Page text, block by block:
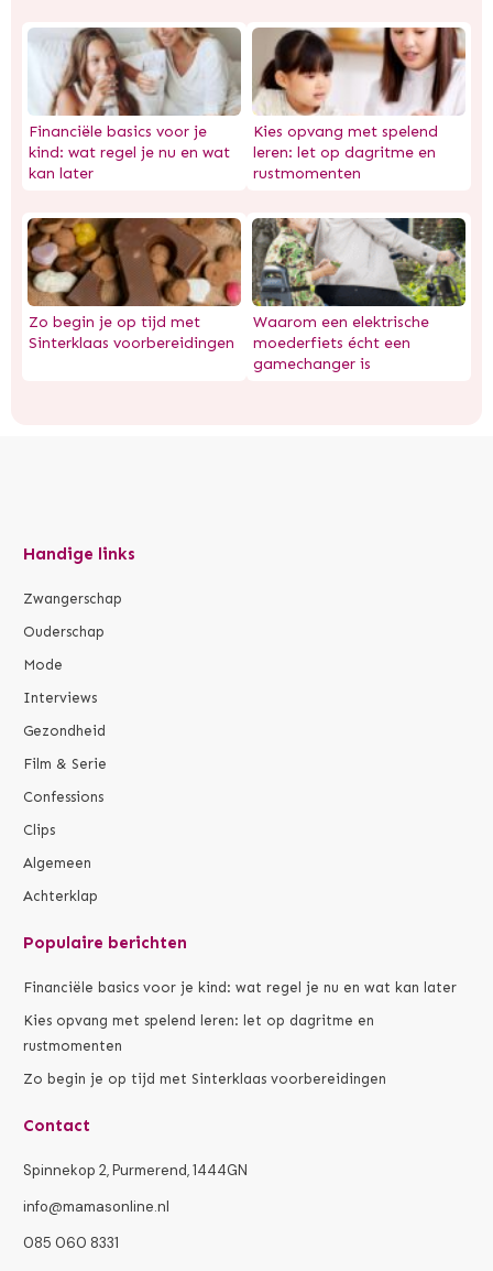
Financiële basics voor je
kind: wat regel je nu en wat
kan later
Kies opvang met spelend
leren: let op dagritme en
rustmomenten
Zo begin je op tijd met
Sinterklaas voorbereidingen
Waarom een elektrische
moederfiets écht een
gamechanger is
Handige links
Zwangerschap
Ouderschap
Mode
Interviews
Gezondheid
Film & Serie
Confessions
Clips
Algemeen
Achterklap
Populaire berichten
Financiële basics voor je kind: wat regel je nu en wat kan later
Kies opvang met spelend leren: let op dagritme en
rustmomenten
Zo begin je op tijd met Sinterklaas voorbereidingen
Contact
Spinnekop 2, Purmerend, 1444GN
info@mamasonline.nl
085 060 8331